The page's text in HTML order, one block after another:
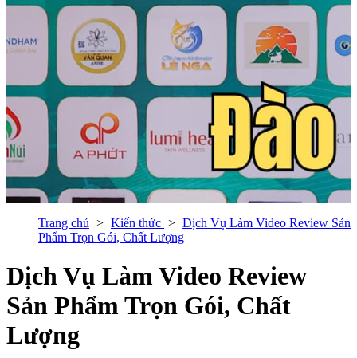
Trang chủ Kiến thức
Dịch Vụ Làm Video Review Sản
Phẩm Trọn Gói, Chất Lượng
Dịch Vụ Làm Video Review
Sản Phẩm Trọn Gói, Chất
Lượng